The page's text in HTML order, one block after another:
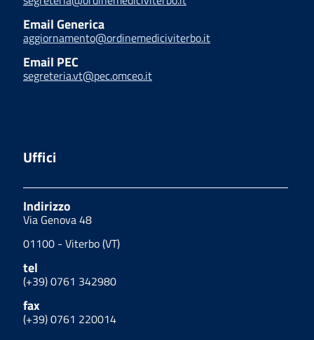
Email Generica
aggiornamento@ordinemediciviterbo.it
Email PEC
segreteria.vt@pec.omceo.it
Uffici
Indirizzo
Via Genova 48
01100 - Viterbo (VT)
tel
(+39) 0761 342980
fax
(+39) 0761 220014